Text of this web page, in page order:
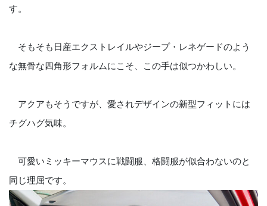
す。
そもそも日産エクストレイルやジープ・レネゲードのよう
な無骨な四角形フォルムにこそ、この手は似つかわしい。
アクアもそうですが、愛されデザインの新型フィットには
チグハグ気味。
可愛いミッキーマウスに戦闘服、格闘服が似合わないのと
同じ理屈です。